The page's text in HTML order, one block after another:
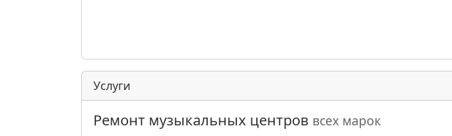
Услуги
Ремонт музыкальных центров всех марок